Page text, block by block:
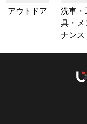
アウトドア
洗車・
具・メ
ナンス